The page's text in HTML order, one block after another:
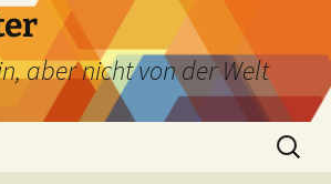
aber nicht von der Welt
Suchen
nach: